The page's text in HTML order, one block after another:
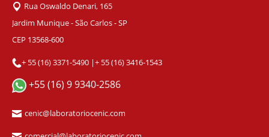
Rua Oswaldo Denari, 165
Jardim Munique - São Carlos - SP
CEP 13568-600
+ 55 (16) 3371-5490 |+ 55 (16) 3416-1543
+55 (16) 9 9340-2586
cenic@laboratoriocenic.com